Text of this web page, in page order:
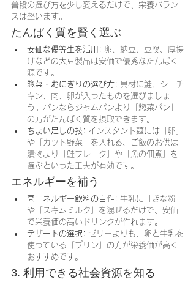
普段の選び方を少し変えるだけで、栄養バラン
スは整います。
たんぱく質を賢く選ぶ
安価な優等生を活用 : 卵、納豆、豆腐、厚揚
げなどの大豆製品は安価で優秀なたんぱく
源です。
惣菜・おにぎりの選び方: 具材に鮭、シーチ
キン、肉、卵が入ったものを選びましょ
う。パンならジャムパンより「惣菜パン」
の方がたんぱく質を摂取できます。
ちょい足しの技 : インスタント麺には「卵」
や「カット野菜」を入れる、ご飯のお供は
漬物より「鮭フレーク」や「魚の佃煮」を
選ぶといった工夫が有効です。
エネルギーを補う
高エネルギー飲料の自作: 牛乳に「きな粉」
や「スキムミルク」を混ぜるだけで、安価
で栄養価の高いドリンクが作れます。
デザートの選択 : ゼリーよりも、卵と牛乳を
使っている「プリン」の方が栄養価が高く
おすすめです。
3. 利用できる社会資源を知る